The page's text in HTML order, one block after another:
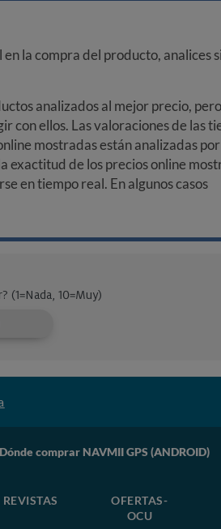
la compra del producto, analices
analizados al mejor precio,
con ellos. Las valoraciones de las
mostradas están analizadas
exactitud de los precios online
en tiempo real. En algunos casos
Dónde comprar NAVMII GPS (ANDROID)
REVISTAS
OFERTAS-
OCU